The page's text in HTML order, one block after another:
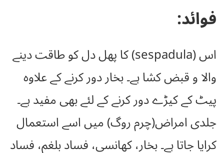
فوائد:
اس (sespadula) کا پھل دل کو طاقت دینے
والا و قبض کشا ہے۔ بخار دور کرنے کے علاوہ
پیٹ کے کیڑے دور کرنے کے لئے بھی مفید ہے۔
جلدی امراض(چرم روگ) میں اسے استعمال
کرایا جاتا ہے۔ بخار، کھانسی، فساد بلغم، فساد